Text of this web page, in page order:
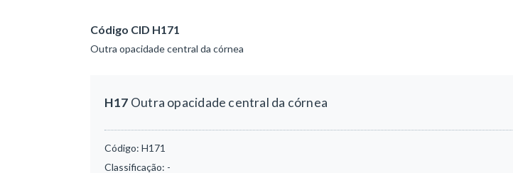
Código CID H171
Outra opacidade central da córnea
H17 Outra opacidade central da córnea
Código: H171
Classificação: -